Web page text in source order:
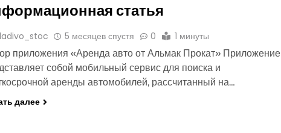
статья
5 месяцев спустя 0 1 минуты
приложения «Аренда авто от Альмак Прокат» Приложение
собой мобильный сервис для поиска и
аренды автомобилей, рассчитанный на…
далее